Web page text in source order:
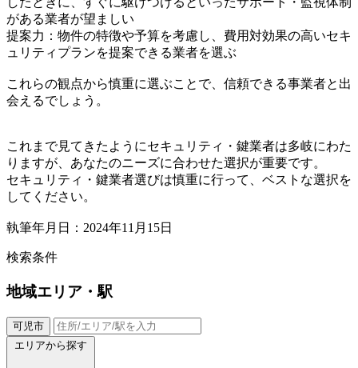
がある業者が望ましい
提案力：物件の特徴や予算を考慮し、費用対効果の高いセキ
ュリティプランを提案できる業者を選ぶ
これらの観点から慎重に選ぶことで、信頼できる事業者と出
会えるでしょう。
これまで見てきたようにセキュリティ・鍵業者は多岐にわた
りますが、あなたのニーズに合わせた選択が重要です。
セキュリティ・鍵業者選びは慎重に行って、ベストな選択を
してください。
執筆年月日：2024年11月15日
検索条件
地域エリア・駅
可児市
エリアから探す